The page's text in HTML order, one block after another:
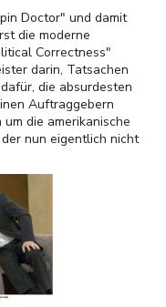
Doctor" und damit
die moderne
Correctness"
darin, Tatsachen
die absurdesten
Auftraggebern
die amerikanische
nun eigentlich nicht